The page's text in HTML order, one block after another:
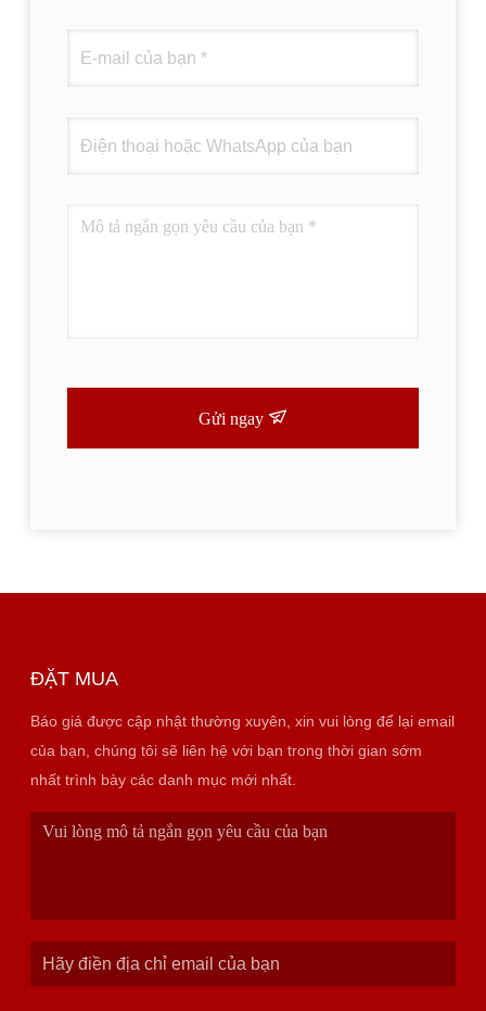
Gửi ngay
ĐẶT MUA
Báo giá được cập nhật thường xuyên, xin vui lòng để lại email
của bạn, chúng tôi sẽ liên hệ với bạn trong thời gian sớm
nhất trình bày các danh mục mới nhất.